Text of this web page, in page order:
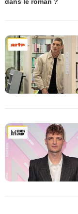
dans le roman ?